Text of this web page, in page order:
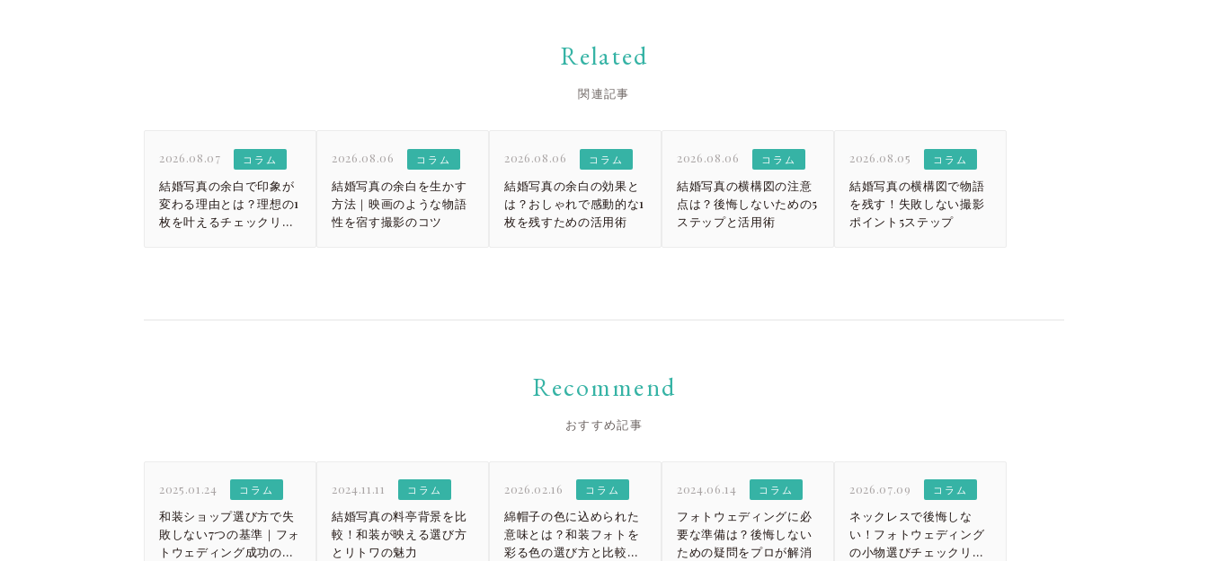
Related
関連記事
2026.08.07 コラム
結婚写真の余白で印象が
変わる理由とは？理想の1
枚を叶えるチェックリス
2026.08.06 コラム
結婚写真の余白を生かす
方法｜映画のような物語
性を宿す撮影のコツ
2026.08.06 コラム
結婚写真の余白の効果と
は？おしゃれで感動的な1
枚を残すための活用術
2026.08.06 コラム
結婚写真の横構図の注意
点は？後悔しないための5
ステップと活用術
2026.08.05 コラム
結婚写真の横構図で物語
を残す！失敗しない撮影
ポイント5ステップ
Recommend
おすすめ記事
2025.01.24 コラム
和装ショップ選び方で失
敗しない7つの基準｜フォ
トウェディング成功の秘
2024.11.11 コラム
結婚写真の料亭背景を比
較！和装が映える選び方
とリトワの魅力
2026.02.16 コラム
綿帽子の色に込められた
意味とは？和装フォトを
彩る色の選び方と比較ガ
2024.06.14 コラム
フォトウェディングに必
要な準備は？後悔しない
ための疑問をプロが解消
2026.07.09 コラム
ネックレスで後悔しな
い！フォトウェディング
の小物選びチェックリス